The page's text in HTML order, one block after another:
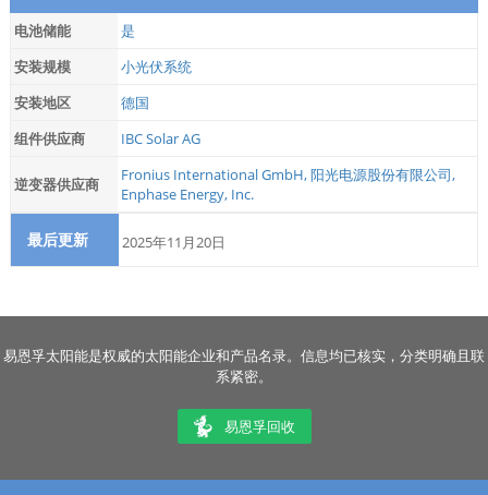
电池储能
是
安装规模
小光伏系统
安装地区
德国
组件供应商
IBC Solar AG
逆变器供应商 Fronius International GmbH,阳光电源股份有限公司,
Enphase Energy, Inc.
最后更新 2025年11月20日
易恩孚太阳能是权威的太阳能企业和产品名录。信息均已核实，分类明确且联
系紧密。
易恩孚回收